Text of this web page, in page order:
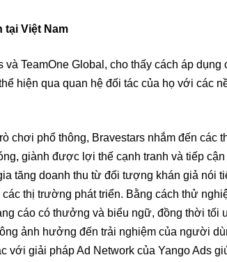
tại Việt Nam
và TeamOne Global, cho thấy cách áp
hiện qua quan hệ đối tác của họ với các
chơi phổ thông, Bravestars nhắm đến các
giành được lợi thế cạnh tranh và tiếp
tăng doanh thu từ đối tượng khán giả nói
thị trường phát triển. Bằng cách thử
cáo có thưởng và biểu ngữ, đồng thời tối
ảnh hưởng đến trải nghiệm của người
với giải pháp Ad Network của Yango Ads